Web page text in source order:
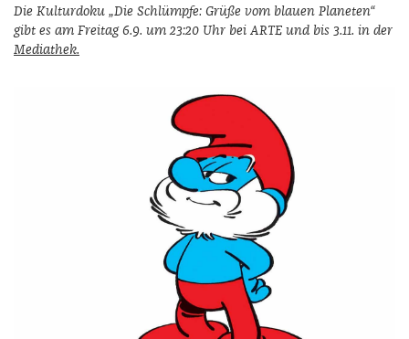
Die Kulturdoku „Die Schlümpfe: Grüße vom blauen Planeten“
gibt es am Freitag 6.9. um 23:20 Uhr bei ARTE und bis 3.11. in der
Mediathek.